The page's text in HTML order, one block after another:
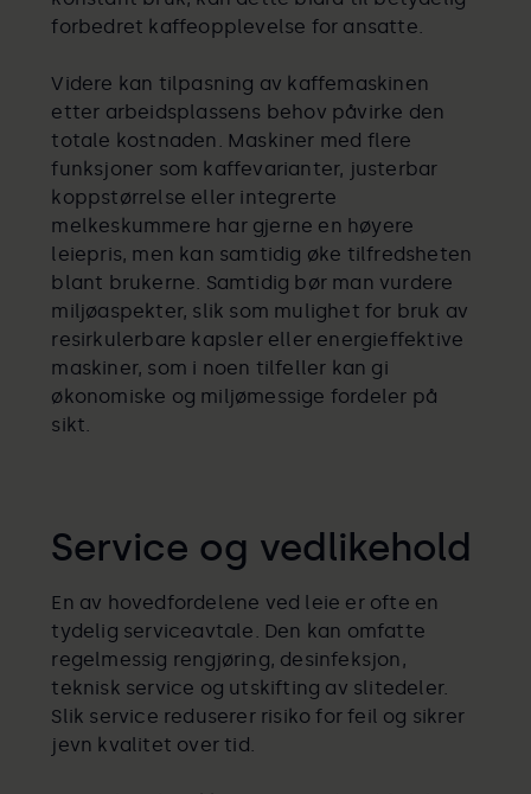
forbedret kaffeopplevelse for ansatte.
Videre kan tilpasning av kaffemaskinen
etter arbeidsplassens behov påvirke den
totale kostnaden. Maskiner med flere
funksjoner som kaffevarianter, justerbar
koppstørrelse eller integrerte
melkeskummere har gjerne en høyere
leiepris, men kan samtidig øke tilfredsheten
blant brukerne. Samtidig bør man vurdere
miljøaspekter, slik som mulighet for bruk av
resirkulerbare kapsler eller energieffektive
maskiner, som i noen tilfeller kan gi
økonomiske og miljømessige fordeler på
sikt.
Service og vedlikehold
En av hovedfordelene ved leie er ofte en
tydelig serviceavtale. Den kan omfatte
regelmessig rengjøring, desinfeksjon,
teknisk service og utskifting av slitedeler.
Slik service reduserer risiko for feil og sikrer
jevn kvalitet over tid.